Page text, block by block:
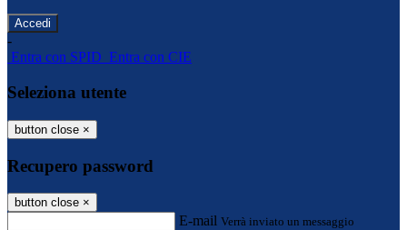
-
Entra con SPID Entra con CIE
Seleziona utente
button close ×
Recupero password
button close ×
E-mail Verrà inviato un messaggio